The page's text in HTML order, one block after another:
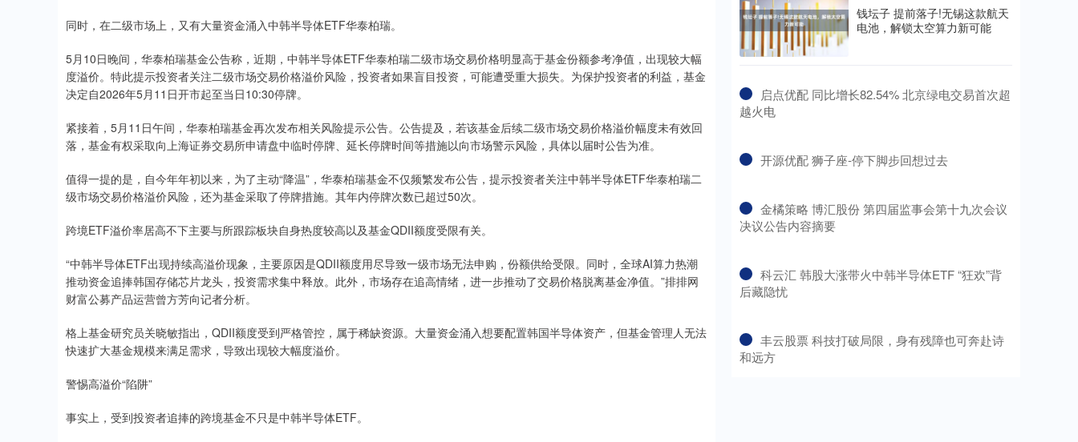
同时，在二级市场上，又有大量资金涌入中韩半导体ETF华泰柏瑞。
5月10日晚间，华泰柏瑞基金公告称，近期，中韩半导体ETF华泰柏瑞二级市场交易价格明显高于基金份额参考净值，出现较大幅
度溢价。特此提示投资者关注二级市场交易价格溢价风险，投资者如果盲目投资，可能遭受重大损失。为保护投资者的利益，基金
决定自2026年5月11日开市起至当日10:30停牌。
紧接着，5月11日午间，华泰柏瑞基金再次发布相关风险提示公告。公告提及，若该基金后续二级市场交易价格溢价幅度未有效回
落，基金有权采取向上海证券交易所申请盘中临时停牌、延长停牌时间等措施以向市场警示风险，具体以届时公告为准。
值得一提的是，自今年年初以来，为了主动“降温”，华泰柏瑞基金不仅频繁发布公告，提示投资者关注中韩半导体ETF华泰柏瑞二
级市场交易价格溢价风险，还为基金采取了停牌措施。其年内停牌次数已超过50次。
跨境ETF溢价率居高不下主要与所跟踪板块自身热度较高以及基金QDII额度受限有关。
“中韩半导体ETF出现持续高溢价现象，主要原因是QDII额度用尽导致一级市场无法申购，份额供给受限。同时，全球AI算力热潮
推动资金追捧韩国存储芯片龙头，投资需求集中释放。此外，市场存在追高情绪，进一步推动了交易价格脱离基金净值。”排排网
财富公募产品运营曾方芳向记者分析。
格上基金研究员关晓敏指出，QDII额度受到严格管控，属于稀缺资源。大量资金涌入想要配置韩国半导体资产，但基金管理人无法
快速扩大基金规模来满足需求，导致出现较大幅度溢价。
警惕高溢价“陷阱”
事实上，受到投资者追捧的跨境基金不只是中韩半导体ETF。
钱坛子 提前落子!无锡这款航天
电池，解锁太空算力新可能
​启点优配 同比增长82.54% 北京绿电交易首次超
越火电
​开源优配 狮子座-停下脚步回想过去
​金橘策略 博汇股份 第四届监事会第十九次会议
决议公告内容摘要
​科云汇 韩股大涨带火中韩半导体ETF “狂欢”背
后藏隐忧
​丰云股票 科技打破局限，身有残障也可奔赴诗
和远方